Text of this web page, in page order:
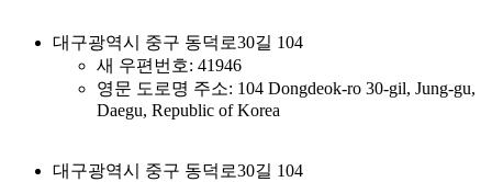
대구광역시 중구 동덕로30길 104
새 우편번호: 41946
영문 도로명 주소: 104 Dongdeok-ro 30-gil, Jung-gu,
Daegu, Republic of Korea
대구광역시 중구 동덕로30길 104